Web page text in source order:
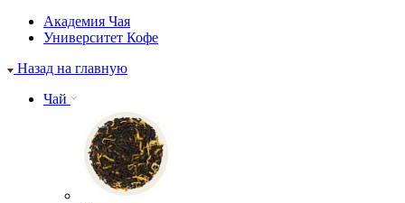
Академия Чая
Университет Кофе
Назад на главную
Чай